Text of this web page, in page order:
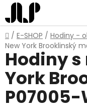
Přejít
na
obsah
Domů
/ E-SHOP / Hodiny -
New York Brooklinský
Hodiny
York
P07005-